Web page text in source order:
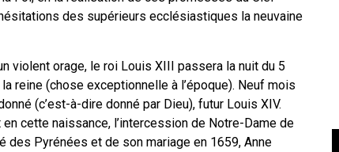
des supérieurs ecclésiastiques la neuvaine
violent orage, le roi Louis XIII passera la nuit du 5
reine (chose exceptionnelle à l’époque). Neuf mois
(c’est-à-dire donné par Dieu), futur Louis XIV.
cette naissance, l’intercession de Notre-Dame de
des Pyrénées et de son mariage en 1659, Anne